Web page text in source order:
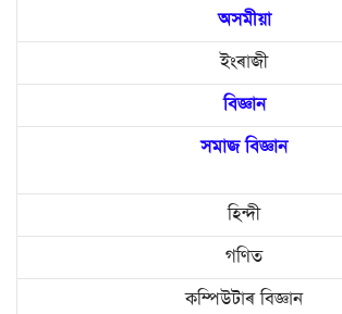
অসমীয়া
ইংৰাজী
বিজ্ঞান
সমাজ বিজ্ঞান
হিন্দী
গণিত
কম্পিউটাৰ বিজ্ঞান